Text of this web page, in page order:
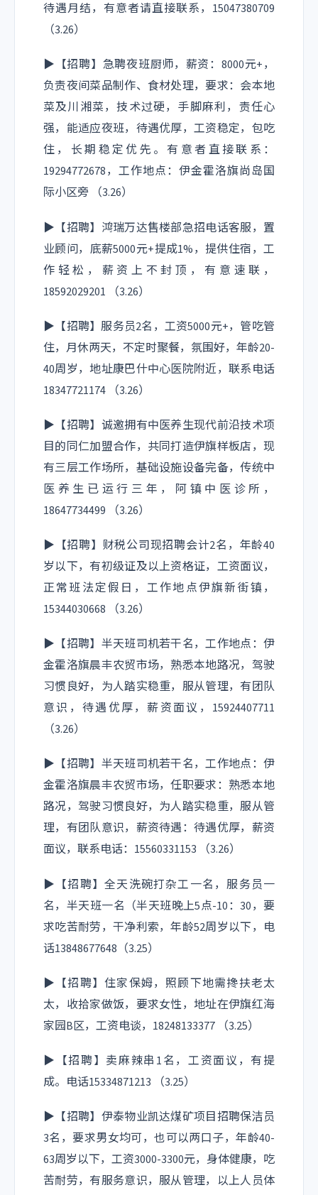
待遇月结，有意者请直接联系，15047380709
（3.26）
▶【招聘】急聘夜班厨师，薪资：8000元+，
负责夜间菜品制作、食材处理，要求：会本地
菜及川湘菜，技术过硬，手脚麻利，责任心
强，能适应夜班，待遇优厚，工资稳定，包吃
住，长期稳定优先。有意者直接联系：
19294772678，工作地点：伊金霍洛旗尚岛国
际小区旁 （3.26）
▶【招聘】鸿瑞万达售楼部急招电话客服，置
业顾问，底薪5000元+提成1%，提供住宿，工
作轻松，薪资上不封顶，有意速联，
18592029201 （3.26）
▶【招聘】服务员2名，工资5000元+，管吃管
住，月休两天，不定时聚餐，氛围好，年龄20-
40周岁，地址康巴什中心医院附近，联系电话
18347721174 （3.26）
▶【招聘】诚邀拥有中医养生现代前沿技术项
目的同仁加盟合作，共同打造伊旗样板店，现
有三层工作场所，基础设施设备完备，传统中
医养生已运行三年，阿镇中医诊所，
18647734499 （3.26）
▶【招聘】财税公司现招聘会计2名，年龄40
岁以下，有初级证及以上资格证，工资面议，
正常班法定假日，工作地点伊旗新街镇，
15344030668 （3.26）
▶【招聘】半天班司机若干名，工作地点：伊
金霍洛旗晨丰农贸市场，熟悉本地路况，驾驶
习惯良好，为人踏实稳重，服从管理，有团队
意识，待遇优厚，薪资面议，15924407711
（3.26）
▶【招聘】半天班司机若干名，工作地点：伊
金霍洛旗晨丰农贸市场，任职要求：熟悉本地
路况，驾驶习惯良好，为人踏实稳重，服从管
理，有团队意识，薪资待遇：待遇优厚，薪资
面议，联系电话：15560331153 （3.26）
▶ 【招聘】全天洗碗打杂工一名，服务员一
名，半天班一名（半天班晚上5点-10：30，要
求吃苦耐劳，干净利索，年龄52周岁以下，电
话13848677648 （3.25）
▶【招聘】住家保姆，照顾下地需搀扶老太
太，收拾家做饭，要求女性，地址在伊旗红海
家园B区，工资电谈，18248133377 （3.25）
▶【招聘】卖麻辣串1名，工资面议，有提
成。电话15334871213 （3.25）
▶【招聘】伊泰物业凯达煤矿项目招聘保洁员
3名，要求男女均可，也可以两口子，年龄40-
63周岁以下，工资3000-3300元，身体健康，吃
苦耐劳，有服务意识，服从管理，以上人员体